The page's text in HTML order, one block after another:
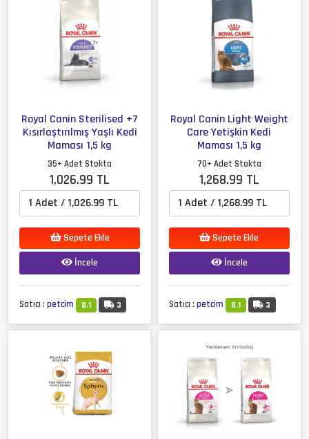
Royal Canin Sterilised +7
Kısırlaştırılmış Yaşlı Kedi
Maması 1,5 kg
35+ Adet Stokta
1,026.99 TL
Sepete Ekle
İncele
Satıcı :petcim 8.1 3
Royal Canin Light Weight
Care Yetişkin Kedi
Maması 1,5 kg
70+ Adet Stokta
1,268.99 TL
Sepete Ekle
İncele
Satıcı : petcim 8.1 3